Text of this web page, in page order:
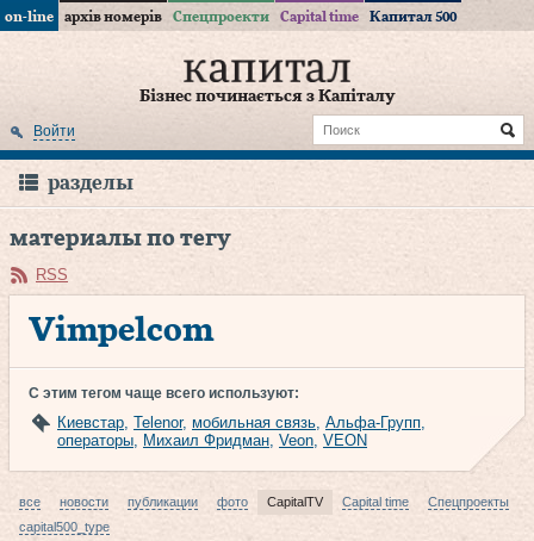
on-line архів номерів Спецпроекти Capital time Капитал 500
Бізнес починається з Капіталу
Войти
разделы
материалы по тегу
RSS
Vimpelcom
С этим тегом чаще всего используют:
Киевстар, Telenor, мобильная связь, Альфа-Групп,
операторы, Михаил Фридман, Veon, VEON
все новости публикации фото CapitalTV Capital time
Спецпроекты
capital500_type